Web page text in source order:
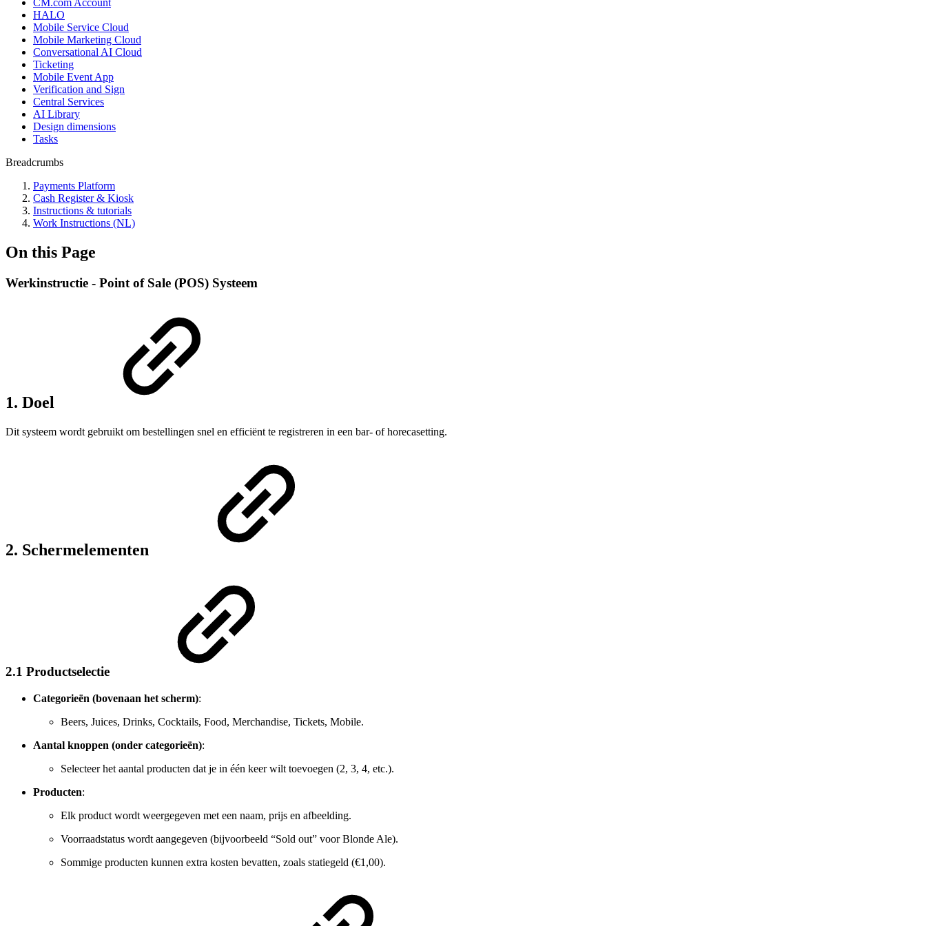
CM.com Account
HALO
Mobile Service Cloud
Mobile Marketing Cloud
Conversational AI Cloud
Ticketing
Mobile Event App
Verification and Sign
Central Services
AI Library
Design dimensions
Tasks
Breadcrumbs
Payments Platform
Cash Register & Kiosk
Instructions & tutorials
Work Instructions (NL)
On this Page
Werkinstructie - Point of Sale (POS) Systeem
1. Doel
Dit systeem wordt gebruikt om bestellingen snel en efficiënt te registreren in een bar- of horecasetting.
2. Schermelementen
2.1 Productselectie
Categorieën (bovenaan het scherm):
Beers, Juices, Drinks, Cocktails, Food, Merchandise, Tickets, Mobile.
Aantal knoppen (onder categorieën):
Selecteer het aantal producten dat je in één keer wilt toevoegen (2, 3, 4, etc.).
Producten:
Elk product wordt weergegeven met een naam, prijs en afbeelding.
Voorraadstatus wordt aangegeven (bijvoorbeeld “Sold out” voor Blonde Ale).
Sommige producten kunnen extra kosten bevatten, zoals statiegeld (€1,00).